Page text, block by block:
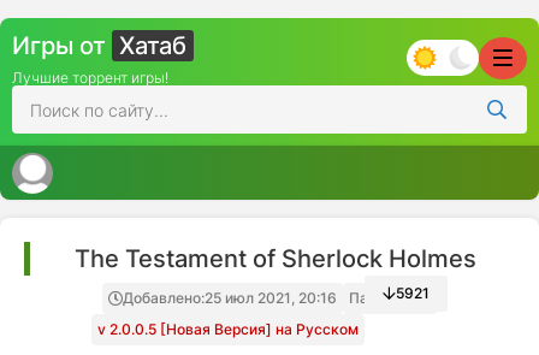
Игры от Хатаб
Лучшие торрент игры!
The Testament of Sherlock Holmes
Добавлено:25 июл 2021, 20:16
Папка игры
v 2.0.0.5 [Новая Версия] на Русском
5921